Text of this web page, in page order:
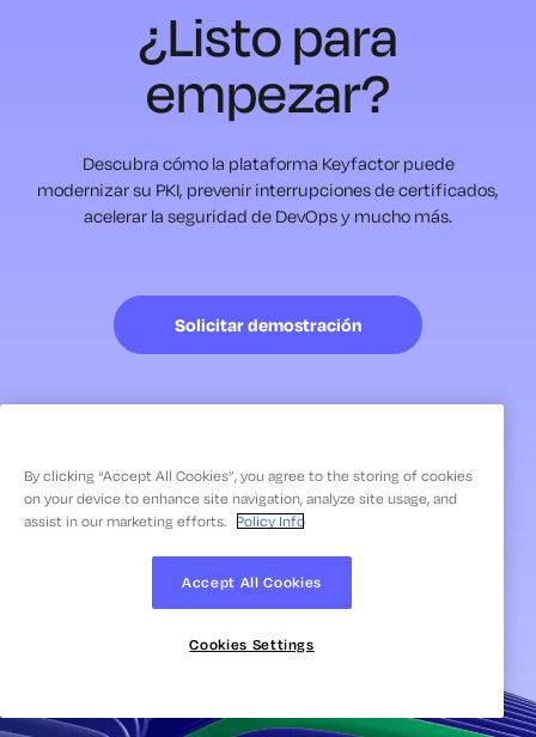
¿Listo para
empezar?
Descubra cómo la plataforma Keyfactor puede
modernizar su PKI, prevenir interrupciones de certificados,
acelerar la seguridad de DevOps y mucho más.
Solicitar demostración
By clicking “Accept All Cookies”, you agree to the storing of cookies
on your device to enhance site navigation, analyze site usage, and
assist in our marketing efforts.
Policy Info
Accept All Cookies
Cookies Settings